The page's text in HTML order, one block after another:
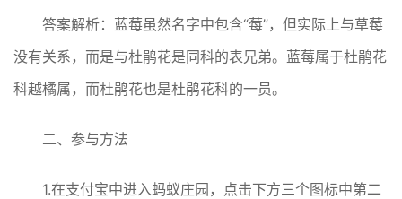
答案解析：蓝莓虽然名字中包含“莓”，但实际上与草莓
没有关系，而是与杜鹃花是同科的表兄弟。蓝莓属于杜鹃花
科越橘属，而杜鹃花也是杜鹃花科的一员‌。
二、参与方法
1.在支付宝中进入蚂蚁庄园，点击下方三个图标中第二